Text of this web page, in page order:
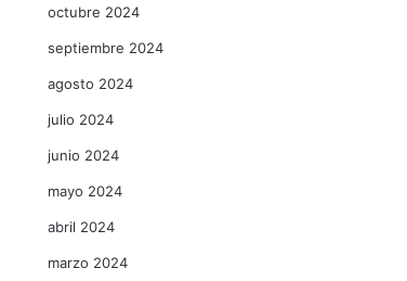
octubre 2024
septiembre 2024
agosto 2024
julio 2024
junio 2024
mayo 2024
abril 2024
marzo 2024